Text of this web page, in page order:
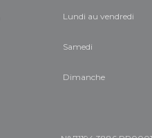
Lundi au vendredi
Samedi
Dimanche